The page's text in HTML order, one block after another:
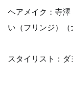
ヘアメイク：寺
い（フリンジ）（
スタイリスト：ダ